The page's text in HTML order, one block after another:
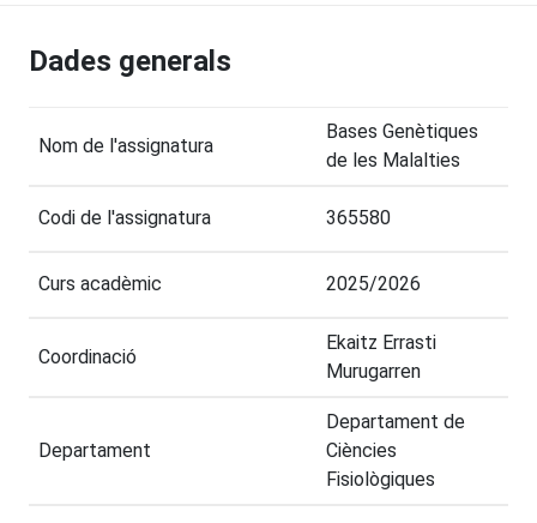
Dades generals
Nom de l'assignatura
Bases Genètiques
de les Malalties
Codi de l'assignatura 365580
Curs acadèmic 2025/2026
Coordinació
Ekaitz Errasti
Murugarren
Departament
Departament de
Ciències
Fisiològiques